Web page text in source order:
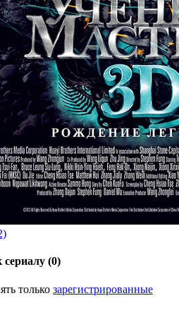
(0)
только зарегистрированные